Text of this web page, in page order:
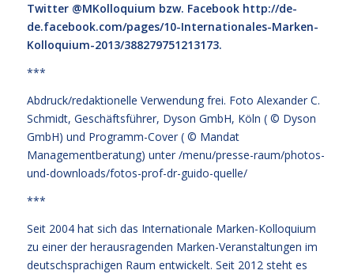
Twitter @MKolloquium bzw. Facebook http://de-
de.facebook.com/pages/10-Internationales-Marken-
Kolloquium-2013/388279751213173.
***
Abdruck/redaktionelle Verwendung frei. Foto Alexander C.
Schmidt, Geschäftsführer, Dyson GmbH, Köln ( © Dyson
GmbH) und Programm-Cover ( © Mandat
Managementberatung) unter /menu/presse-raum/photos-
und-downloads/fotos-prof-dr-guido-quelle/
***
Seit 2004 hat sich das Internationale Marken-Kolloquium
zu einer der herausragenden Marken-Veranstaltungen im
deutschsprachigen Raum entwickelt. Seit 2012 steht es